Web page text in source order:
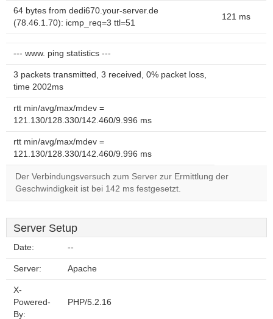
64 bytes from dedi670.your-server.de
(78.46.1.70): icmp_req=3 ttl=51
121 ms
--- www. ping statistics ---
3 packets transmitted, 3 received, 0% packet loss,
time 2002ms
rtt min/avg/max/mdev =
121.130/128.330/142.460/9.996 ms
rtt min/avg/max/mdev =
121.130/128.330/142.460/9.996 ms
Der Verbindungsversuch zum Server zur Ermittlung der
Geschwindigkeit ist bei 142 ms festgesetzt.
Server Setup
Date: --
Server: Apache
X-
Powered-
By:
PHP/5.2.16